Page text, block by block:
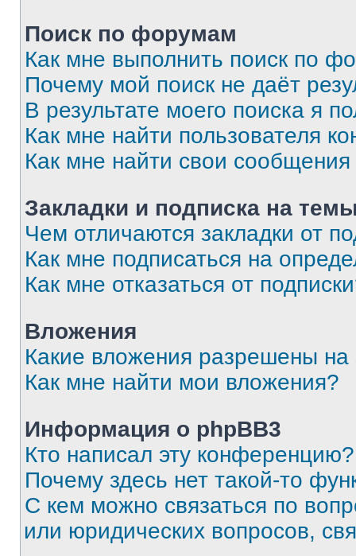
Поиск по форумам
Как мне выполнить поиск по
Почему мой поиск не даёт
В результате моего поиска я
Как мне найти пользователя
Как мне найти свои
Закладки и подписка на
Чем отличаются закладки от
Как мне подписаться на
Как мне отказаться от
Вложения
Какие вложения разрешены
Как мне найти мои вложения?
Информация о phpBB3
Кто написал эту конференцию?
Почему здесь нет такой-то
С кем можно связаться по
или юридических вопросов,